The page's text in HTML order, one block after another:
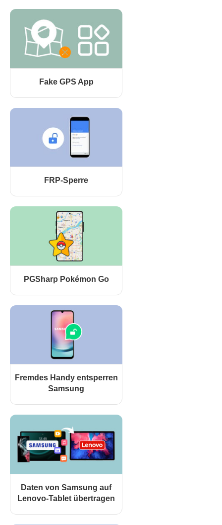
Fake GPS App
FRP-Sperre
PGSharp Pokémon Go
Fremdes Handy entsperren
Samsung
Daten von Samsung auf
Lenovo-Tablet übertragen